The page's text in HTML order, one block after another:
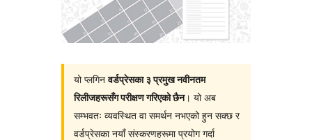
यो प्लगिनवर्डप्रेसका ३ प्रमुख नवीनतम
रिलीजहरूसँग परीक्षण गरिएको छैन। यो अब
सम्भवतः व्यवस्थित वा समर्थन नभएको हुन सक्छ र
वर्डप्रेसका नयाँ संस्करणहरूमा प्रयोग गर्दा